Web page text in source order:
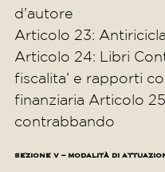
d’autore
Articolo 23:
Articolo 24: Libri
fiscalita’ e rapporti
finanziaria Articolo
contrabbando
SEZIONE V – MODALITÀ DI